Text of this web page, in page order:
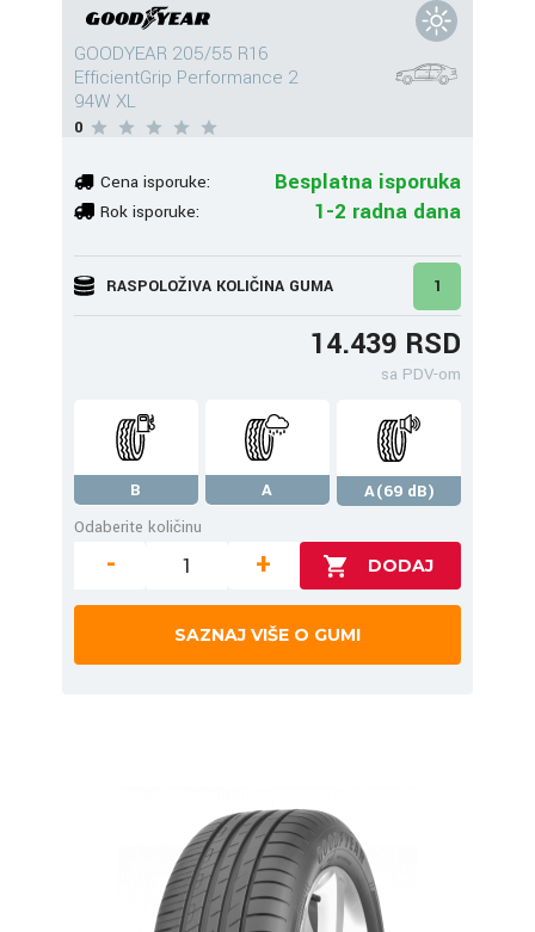
GOODYEAR 205/55 R16
EfficientGrip Performance 2
94W XL
0
Cena isporuke: Besplatna isporuka
Rok isporuke: 1-2 radna dana
RASPOLOŽIVA KOLIČINA GUMA 1
14.439 RSD
sa PDV-om
B A
A(69 dB)
Odaberite količinu
- +
SAZNAJ VIŠE O GUMI